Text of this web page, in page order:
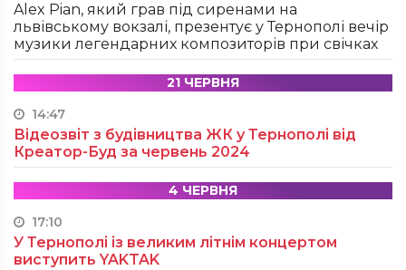
Alex Pian, який грав під сиренами на
львівському вокзалі, презентує у Тернополі вечір
музики легендарних композиторів при свічках
21 ЧЕРВНЯ
14:47
Відеозвіт з будівництва ЖК у Тернополі від
Креатор-Буд за червень 2024
4 ЧЕРВНЯ
17:10
У Тернополі із великим літнім концертом
виступить YAKTAK